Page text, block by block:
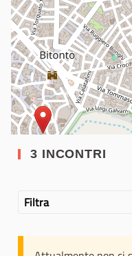
3 INCONTRI
Filtra